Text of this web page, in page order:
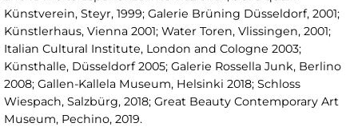
Künstverein, Steyr, 1999; Galerie Brüning Düsseldorf, 2001;
Künstlerhaus, Vienna 2001; Water Toren, Vlissingen, 2001;
Italian Cultural Institute, London and Cologne 2003;
Künsthalle, Düsseldorf 2005; Galerie Rossella Junk, Berlino
2008; Gallen-Kallela Museum, Helsinki 2018; Schloss
Wiespach, Salzbürg, 2018; Great Beauty Contemporary Art
Museum, Pechino, 2019.